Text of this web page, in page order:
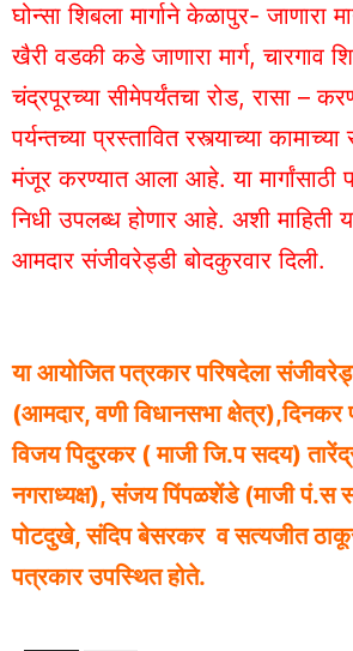
घोन्सा शिबला मार्गाने केळापुर- जाणारा
खैरी वडकी कडे जाणारा मार्ग, चारगाव
चंद्रपूरच्या सीमेपर्यंतचा रोड, रासा –
पर्यन्तच्या प्रस्तावित रस्त्याच्या कामाच्या
मंजूर करण्यात आला आहे. या मार्गांसाठी
निधी उपलब्ध होणार आहे. अशी माहिती
आमदार संजीवरेड्डी बोदकुरवार दिली.
या आयोजित पत्रकार परिषदेला
(आमदार, वणी विधानसभा
विजय पिदुरकर ( माजी जि.प सदय)
नगराध्यक्ष), संजय पिंपळशेंडे (माजी पं.स
पोटदुखे, संदिप बेसरकर व सत्यजीत
पत्रकार उपस्थित होते.